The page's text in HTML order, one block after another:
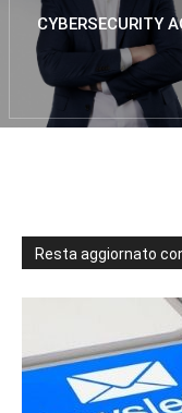
CYBERSECURITY
Resta aggiornato